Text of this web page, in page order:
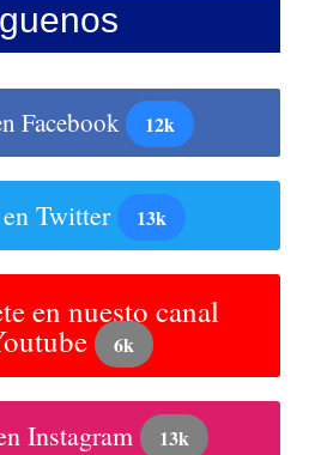
Facebook 12k
Twitter 13k
en nuesto canal
6k
Instagram 13k